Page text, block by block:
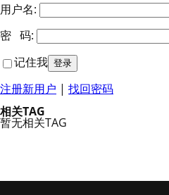
用户名:
密 码:
记住我
注册新用户 | 找回密码
相关TAG
暂无相关TAG